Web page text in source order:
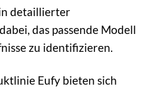
detaillierter
das passende Modell
zu identifizieren.
Eufy bieten sich